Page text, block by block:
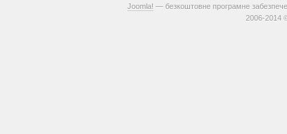
Joomla! — безкоштовне програмне
2006-2014 ©